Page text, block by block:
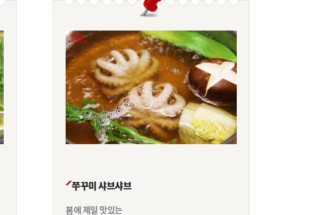
쭈꾸미 샤브샤브
봄에 제일 맛있는